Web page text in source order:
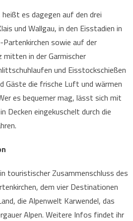
es dagegen auf den drei
und Wallgau, in den Eisstadien in
sowie auf der
in der Garmischer
und Eisstockschießen
Gäste die frische Luft und wärmen
es bequemer mag, lässt sich mit
Decken eingekuschelt durch die
touristischer Zusammenschluss des
dem vier Destinationen
die Alpenwelt Karwendel, das
Alpen. Weitere Infos findet ihr